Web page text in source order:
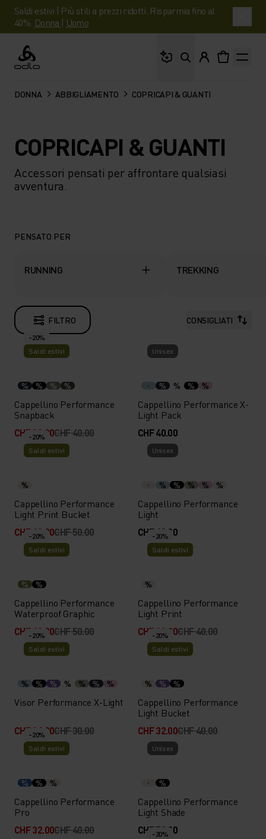
Saldi estivi | Più stili a prezzi ridotti. Risparmia fino al
40%. Donna | Uomo
Odlo
DONNA ABBIGLIAMENTO COPRICAPI & GUANTI
COPRICAPI & GUANTI
Accessori pensati per affrontare qualsiasi
avventura.
PENSATO PER
RUNNING TREKKING
FILTRO CONSIGLIATI
-20%
Saldi estivi
% % % %
Cappellino Performance
Snapback
CHF 32.00CHF 40.00
Unisex
% % % %
Cappellino Performance X-
Light Pack
CHF 40.00
-20%
Saldi estivi
%
Cappellino Performance
Light Print Bucket
CHF 40.00CHF 50.00
Unisex
% % % % %
Cappellino Performance
Light
CHF 40.00
-20%
Saldi estivi
% %
Cappellino Performance
Waterproof Graphic
CHF 40.00CHF 50.00
-20%
Saldi estivi
%
Cappellino Performance
Light Print
CHF 32.00CHF 40.00
-20%
Saldi estivi
% % % % % % %
Visor Performance X-Light
CHF 24.00CHF 30.00
-20%
Saldi estivi
% % %
Cappellino Performance
Light Bucket
CHF 32.00CHF 40.00
-20%
Saldi estivi
% % %
Cappellino Performance
Pro
CHF 32.00CHF 40.00
Unisex
%
Cappellino Performance
Light Shade
CHF 50.00
-20%